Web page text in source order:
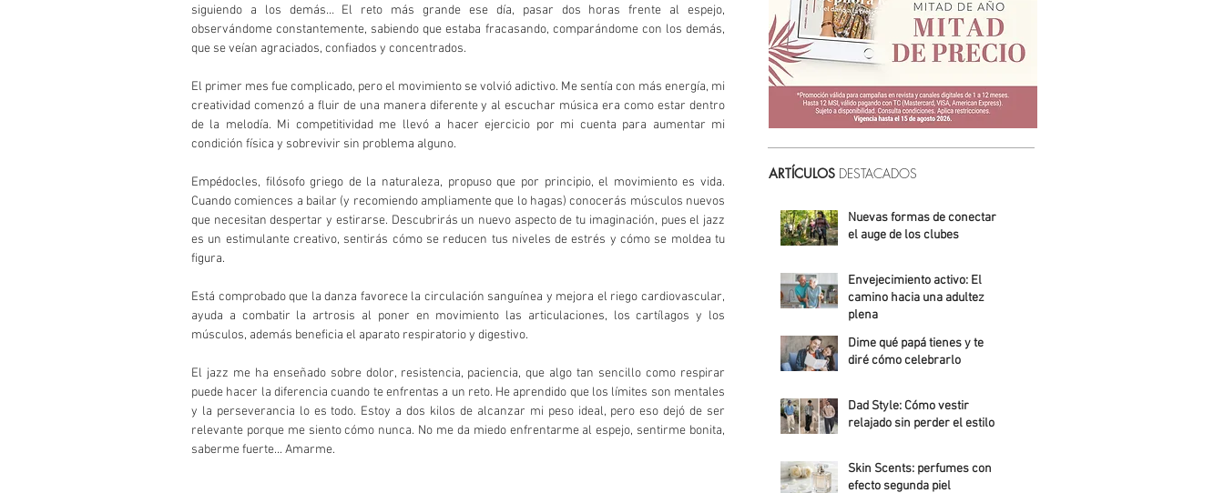
siguiendo a los demás… El reto más grande ese día, pasar dos horas frente al espejo,
observándome constantemente, sabiendo que estaba fracasando, comparándome con los demás,
que se veían agraciados, confiados y concentrados.
El primer mes fue complicado, pero el movimiento se volvió adictivo. Me sentía con más energía, mi
creatividad comenzó a fluir de una manera diferente y al escuchar música era como estar dentro
de la melodía. Mi competitividad me llevó a hacer ejercicio por mi cuenta para aumentar mi
condición física y sobrevivir sin problema alguno.
Empédocles, filósofo griego de la naturaleza, propuso que por principio, el movimiento es vida.
Cuando comiences a bailar (y recomiendo ampliamente que lo hagas) conocerás músculos nuevos
que necesitan despertar y estirarse. Descubrirás un nuevo aspecto de tu imaginación, pues el jazz
es un estimulante creativo, sentirás cómo se reducen tus niveles de estrés y cómo se moldea tu
figura.
Está comprobado que la danza favorece la circulación sanguínea y mejora el riego cardiovascular,
ayuda a combatir la artrosis al poner en movimiento las articulaciones, los cartílagos y los
músculos, además beneficia el aparato respiratorio y digestivo.
El jazz me ha enseñado sobre dolor, resistencia, paciencia, que algo tan sencillo como respirar
puede hacer la diferencia cuando te enfrentas a un reto. He aprendido que los límites son mentales
y la perseverancia lo es todo. Estoy a dos kilos de alcanzar mi peso ideal, pero eso dejó de ser
relevante porque me siento cómo nunca. No me da miedo enfrentarme al espejo, sentirme bonita,
saberme fuerte... Amarme.
ARTÍCULOS DESTACADOS
Nuevas formas de conectar:
el auge de los clubes
Envejecimiento activo: El
camino hacia una adultez
plena
Alejandra Roldán
Dime qué papá tienes y te
diré cómo celebrarlo
Dad Style: Cómo vestir
relajado sin perder el estilo
Skin Scents: perfumes con
efecto segunda piel